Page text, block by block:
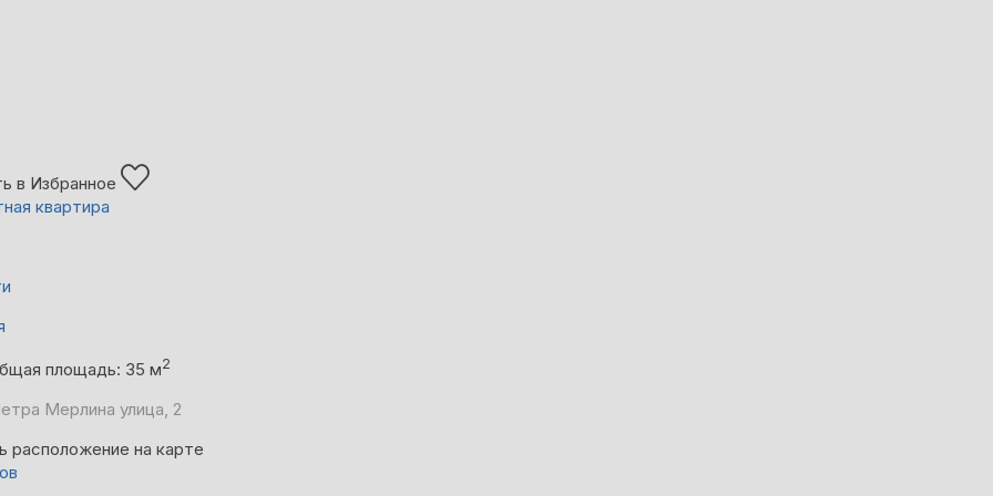
в Избранное
квартира
площадь: 35 м2
Мерлина улица, 2
расположение на карте